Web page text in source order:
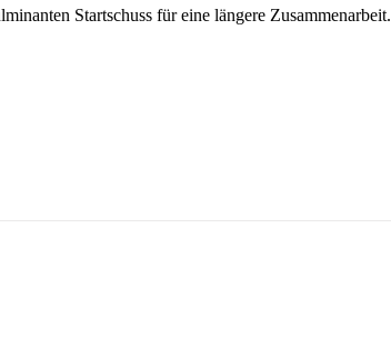
Startschuss für eine längere Zusammenarbeit.